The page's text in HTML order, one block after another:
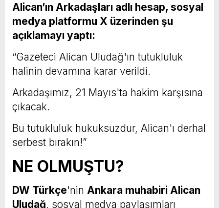
Alican’ın Arkadaşları adlı hesap, sosyal
medya platformu X üzerinden şu
açıklamayı yaptı:
“Gazeteci Alican Uludağ'ın tutukluluk
halinin devamına karar verildi.
Arkadaşımız, 21 Mayıs'ta hakim karşısına
çıkacak.
Bu tutukluluk hukuksuzdur, Alican'ı derhal
serbest bırakın!”
NE OLMUŞTU?
DW Türkçe'nin Ankara muhabiri Alican
Uludağ, sosyal medya paylaşımları